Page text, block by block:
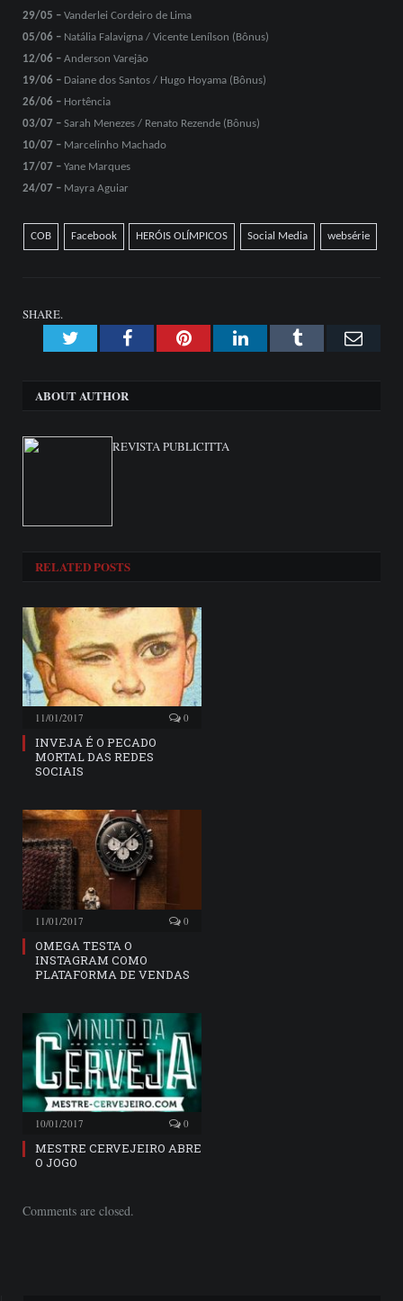
29/05 – Vanderlei Cordeiro de Lima
05/06 – Natália Falavigna / Vicente Lenílson (Bônus)
12/06 – Anderson Varejão
19/06 – Daiane dos Santos / Hugo Hoyama (Bônus)
26/06 – Hortência
03/07 – Sarah Menezes / Renato Rezende (Bônus)
10/07 – Marcelinho Machado
17/07 – Yane Marques
24/07 – Mayra Aguiar
COB Facebook HERÓIS OLÍMPICOS Social Media websérie
SHARE.
TwitterFacebookPinterestLinkedInTumblr
ABOUT AUTHOR
REVISTA PUBLICITTA
RELATEDPOSTS
11/01/2017 0
INVEJA É O PECADO
MORTAL DAS REDES
SOCIAIS
11/01/2017 0
OMEGA TESTA O
INSTAGRAM COMO
PLATAFORMA DE VENDAS
10/01/2017 0
MESTRE CERVEJEIRO ABRE
O JOGO
Comments are closed.